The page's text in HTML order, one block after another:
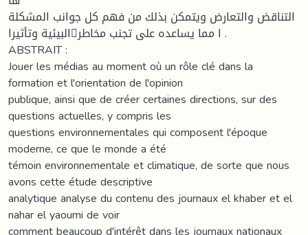
التناقض والتعارض ويتمكن بذلك من فهم كل جوانب المشكلة
البيئية وتأثيراا مما يساعده على تجنب مخاطر .
ABSTRAIT :
Jouer les médias au moment où un rôle clé dans la
formation et l'orientation de l'opinion
publique, ainsi que de créer certaines directions, sur des
questions actuelles, y compris les
questions environnementales qui composent l'époque
moderne, ce que le monde a été
témoin environnementale et climatique, de sorte que nous
avons cette étude descriptive
analytique analyse du contenu des journaux el khaber et el
nahar el yaoumi de voir